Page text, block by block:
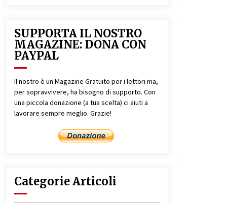
SUPPORTA IL NOSTRO
MAGAZINE: DONA CON
PAYPAL
Il nostro è un Magazine Gratuito per i lettori ma,
per sopravvivere, ha bisogno di supporto. Con
una piccola donazione (a tua scelta) ci aiuti a
lavorare sempre meglio. Grazie!
Categorie Articoli